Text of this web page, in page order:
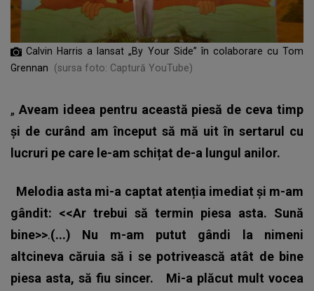
Calvin Harris a lansat „By Your Side” în colaborare cu Tom
Grennan
(sursa foto: Captură YouTube)
„ Aveam ideea pentru această piesă de ceva timp
și de curând am început să mă uit în sertarul cu
lucruri pe care le-am schițat de-a lungul anilor.
Melodia asta mi-a captat atenția imediat și m-am
gândit: <<Ar trebui să termin piesa asta. Sună
bine>>.(...) Nu m-am putut gândi la nimeni
altcineva căruia să i se potrivească atât de bine
piesa asta, să fiu sincer.
Mi-a plăcut mult vocea